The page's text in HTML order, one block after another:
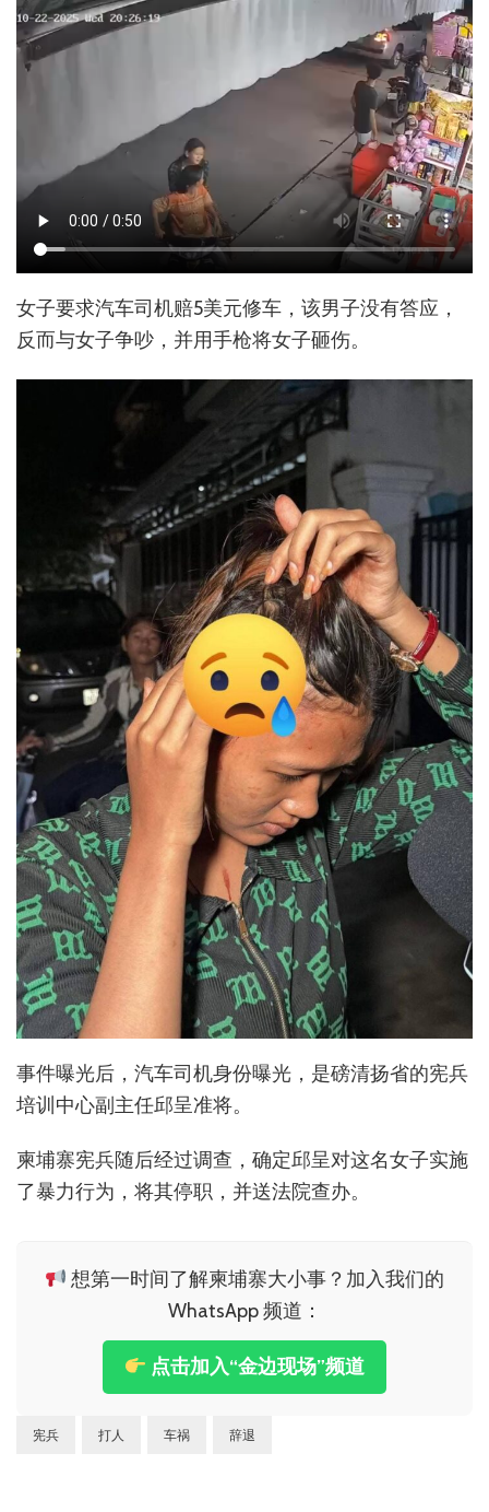
女子要求汽车司机赔5美元修车，该男子没有答应，
反而与女子争吵，并用手枪将女子砸伤。
事件曝光后，汽车司机身份曝光，是磅清扬省的宪兵
培训中心副主任邱呈准将。
柬埔寨宪兵随后经过调查，确定邱呈对这名女子实施
了暴力行为，将其停职，并送法院查办。
想第一时间了解柬埔寨大小事？加入我们的
WhatsApp 频道：
点击加入“金边现场”频道
宪兵 打人 车祸 辞退